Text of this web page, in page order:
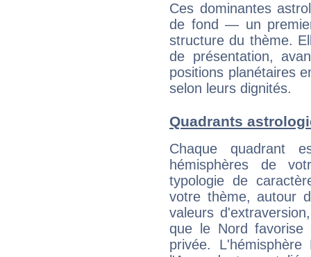
Ces dominantes
de fond — un
structure du thème.
de présentation,
positions planétaires
selon leurs dignités.
Quadrants
Chaque quadrant
hémisphères de
typologie de
votre thème, autour
valeurs
que le Nord favorise
privée.